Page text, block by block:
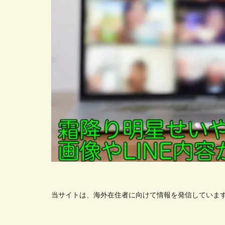
当サイトは、海外在住者に向けて情報を発信していま